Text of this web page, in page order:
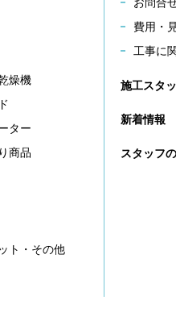
燥機
ター
商品
ト・その他
費用・
工事に
施工スタ
新着情報
スタッフ